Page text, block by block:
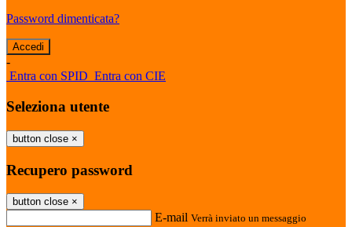
Password dimenticata?
-
Entra con SPID Entra con CIE
Seleziona utente
button close ×
Recupero password
button close ×
E-mail Verrà inviato un messaggio